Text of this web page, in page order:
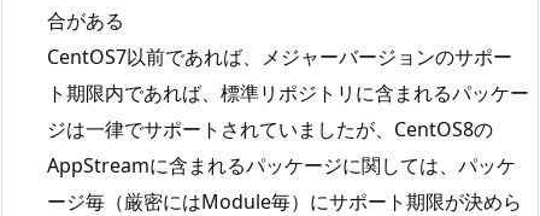
合がある
CentOS7以前であれば、メジャーバージョンのサポー
ト期限内であれば、標準リポジトリに含まれるパッケー
ジは一律でサポートされていましたが、CentOS8の
AppStreamに含まれるパッケージに関しては、パッケ
ージ毎（厳密にはModule毎）にサポート期限が決めら